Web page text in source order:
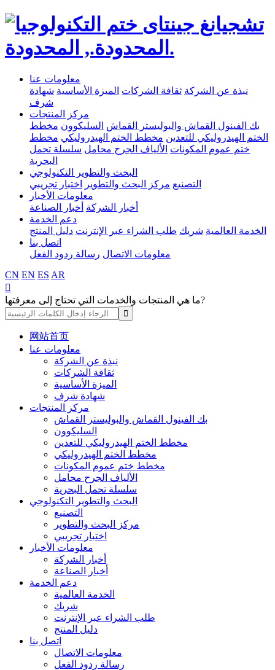
معلومات عنا
نبذة عن الشركة ثقافة الشركات الميزة الأساسية شهادة
شرف
مركز المنتجات
بك الفينول القماش والبوليستر القماش السليكوون مخطط
الختم الهيدروليكي للتعدين مخطط الختم الهيدروليكي مخطط
ختم عموم المكونات الألياف الجرح محامل سلسلة تحمل
البحرية
البحث والتطوير التكنولوجي
التصنيع مركز البحث والتطوير
اختبار تجريبي
معلومات الأخبار
أخبار الشركة أخبار الصناعة
دعم الخدمة
الخدمة العالمية شريك طلب الشراء عبر الإنترنت دليل المنتج
اتصل بنا
معلومات الاتصال رسالة ردود الفعل
CN EN ES AR

ما هي المنتجات والخدمات التي تحتاج إلى معرفتها?
网站首页
معلومات عنا
نبذة عن الشركة
ثقافة الشركات
الميزة الأساسية
شهادة شرف
مركز المنتجات
بك الفينول القماش والبوليستر القماش
السليكوون
مخطط الختم الهيدروليكي للتعدين
مخطط الختم الهيدروليكي
مخطط ختم عموم المكونات
الألياف الجرح محامل
سلسلة تحمل البحرية
البحث والتطوير التكنولوجي
التصنيع
مركز البحث والتطوير
اختبار تجريبي
معلومات الأخبار
أخبار الشركة
أخبار الصناعة
دعم الخدمة
الخدمة العالمية
شريك
طلب الشراء عبر الإنترنت
دليل المنتج
اتصل بنا
معلومات الاتصال
رسالة ردود الفعل